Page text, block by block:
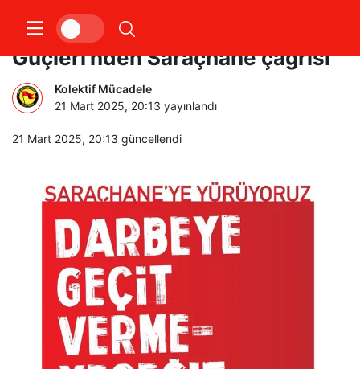
Emek Barış ve Demokrasi
Güçleri’nden Saraçhane çağrısı
Kolektif Mücadele
21 Mart 2025, 20:13 yayınlandı
21 Mart 2025, 20:13 güncellendi